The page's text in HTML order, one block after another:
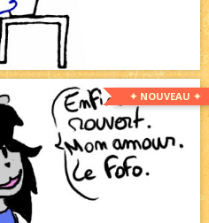
✦ NOUVEAU ✦